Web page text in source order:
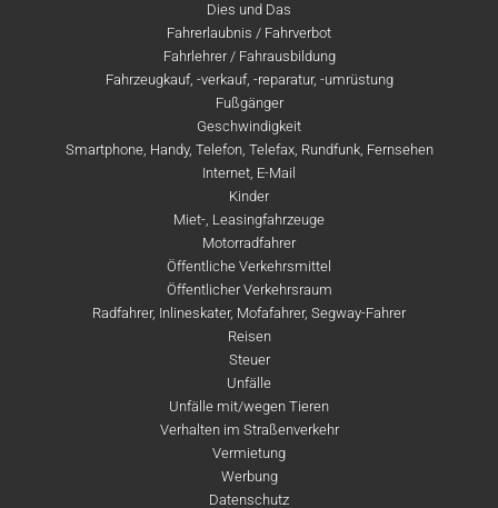
Dies und Das
Fahrerlaubnis / Fahrverbot
Fahrlehrer / Fahrausbildung
Fahrzeugkauf, -verkauf, -reparatur, -umrüstung
Fußgänger
Geschwindigkeit
Smartphone, Handy, Telefon, Telefax, Rundfunk, Fernsehen
Internet, E-Mail
Kinder
Miet-, Leasingfahrzeuge
Motorradfahrer
Öffentliche Verkehrsmittel
Öffentlicher Verkehrsraum
Radfahrer, Inlineskater, Mofafahrer, Segway-Fahrer
Reisen
Steuer
Unfälle
Unfälle mit/wegen Tieren
Verhalten im Straßenverkehr
Vermietung
Werbung
Datenschutz